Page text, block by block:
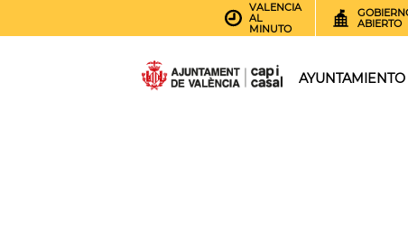
VALENCIA
AL
MINUTO
ABIERTO
AYUNTAMIENTO